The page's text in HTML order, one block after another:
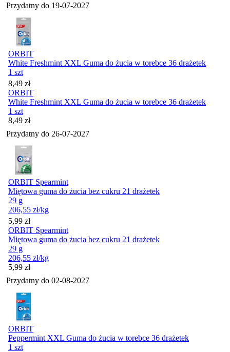
Przydatny do 19-07-2027
ORBIT
White Freshmint XXL Guma do żucia w torebce 36 drażetek
1 szt
Cena
8,49 zł
ORBIT
White Freshmint XXL Guma do żucia w torebce 36 drażetek
1 szt
Cena
8,49 zł
Przydatny do 26-07-2027
ORBIT Spearmint
Miętowa guma do żucia bez cukru 21 drażetek
29 g
206,55 zł/kg
Cena
5,99 zł
ORBIT Spearmint
Miętowa guma do żucia bez cukru 21 drażetek
29 g
206,55 zł/kg
Cena
5,99 zł
Przydatny do 02-08-2027
ORBIT
Peppermint XXL Guma do żucia w torebce 36 drażetek
1 szt